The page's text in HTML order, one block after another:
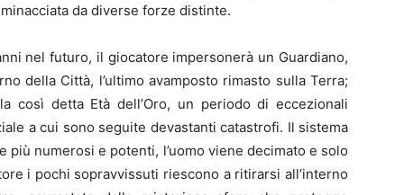
da diverse forze distinte.
nel futuro, il giocatore impersonerà un Guardiano,
della Città, l’ultimo avamposto rimasto sulla Terra;
così detta Età dell’Oro, un periodo di eccezionali
a cui sono seguite devastanti catastrofi. Il sistema
numerosi e potenti, l’uomo viene decimato e solo
i pochi sopravvissuti riescono a ritirarsi all’interno